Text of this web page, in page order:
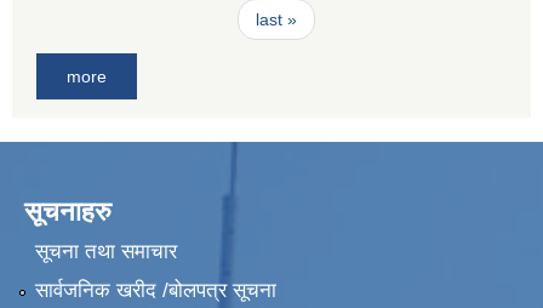
last »
more
सूचनाहरु
सूचना तथा समाचार
सार्वजनिक खरीद /बोलपत्र सूचना